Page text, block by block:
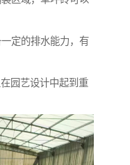
定的排水能力，有
园艺设计中起到重